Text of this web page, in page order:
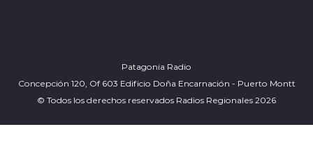
Patagonia Radio
Concepción 120, Of 603 Edificio Doña Encarnación - Puerto Montt
© Todos los derechos reservados Radios Regionales 2026